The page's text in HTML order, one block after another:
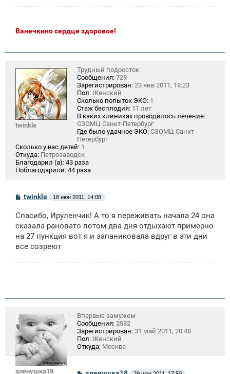
Ванечкино сердце здоровое!
twinkle
Трудный подросток
Сообщения: 729
Зарегистрирован: 23 янв 2011, 18:23
Пол: Женский
Сколько попыток ЭКО: 1
Стаж бесплодия: 11 лет
В каких клиниках проводилось лечение:
СЗОМЦ Санкт-Петербург
Где было удачное ЭКО: СЗОМЦ Санкт-
Петербург
Сколько у вас детей: 1
Откуда: Петрозаводск
Благодарил (а): 43 раза
Поблагодарили: 44 раза
С
б
щ
н
и
twinkle 18 июн 2011, 14:08
Спасибо, Ируленчик! А то я переживать начала 24 она
сказала рановато потом два дня отдыхают примерно
на 27 пункция вот я и запаниковала вдруг в эти дни
все созреют
аленушка18
Впервые замужем
Сообщения: 2532
Зарегистрирован: 31 май 2011, 20:48
Пол: Женский
Откуда: Москва
С